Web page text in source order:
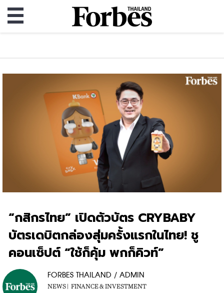
“กสิกรไทย” เปิดตัวบัตร CRYBABY
บัตรเดบิตกล่องสุ่มครั้งแรกในไทย! ชู
คอนเซ็ปต์ “ใช้ก็คุ้ม พกก็คิวท์”
FORBES THAILAND / ADMIN
NEWS | FINANCE & INVESTMENT